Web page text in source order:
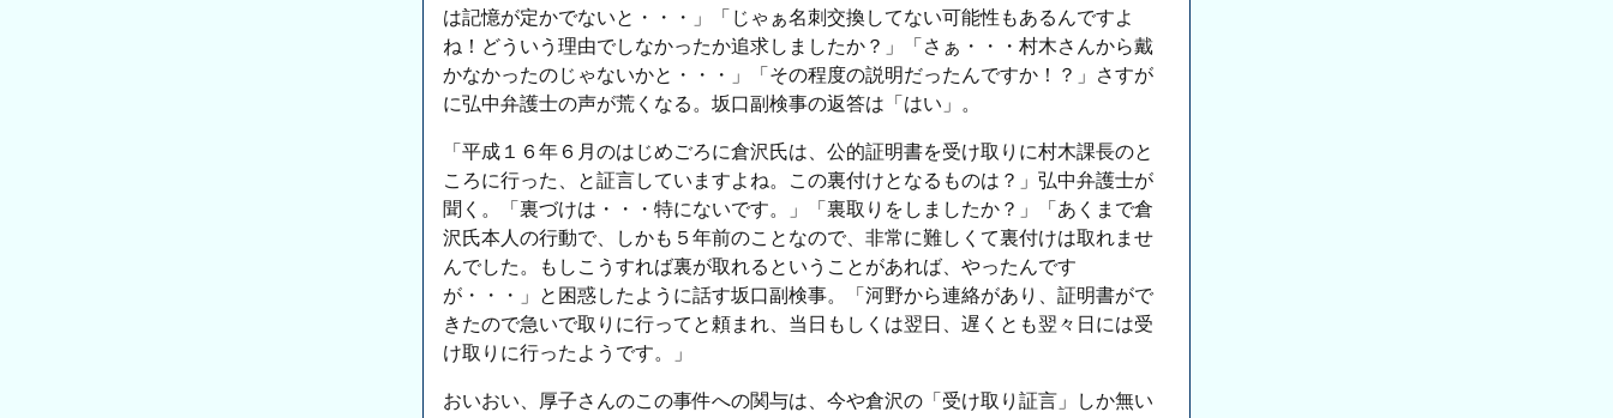
は記憶が定かでないと・・・」「じゃぁ名刺交換してない可能性もあるんですよ
ね！どういう理由でしなかったか追求しましたか？」「さぁ・・・村木さんから戴
かなかったのじゃないかと・・・」「その程度の説明だったんですか！？」さすが
に弘中弁護士の声が荒くなる。坂口副検事の返答は「はい」。
「平成１６年６月のはじめごろに倉沢氏は、公的証明書を受け取りに村木課長のと
ころに行った、と証言していますよね。この裏付けとなるものは？」弘中弁護士が
聞く。「裏づけは・・・特にないです。」「裏取りをしましたか？」「あくまで倉
沢氏本人の行動で、しかも５年前のことなので、非常に難しくて裏付けは取れませ
んでした。もしこうすれば裏が取れるということがあれば、やったんです
が・・・」と困惑したように話す坂口副検事。「河野から連絡があり、証明書がで
きたので急いで取りに行ってと頼まれ、当日もしくは翌日、遅くとも翌々日には受
け取りに行ったようです。」
おいおい、厚子さんのこの事件への関与は、今や倉沢の「受け取り証言」しか無い